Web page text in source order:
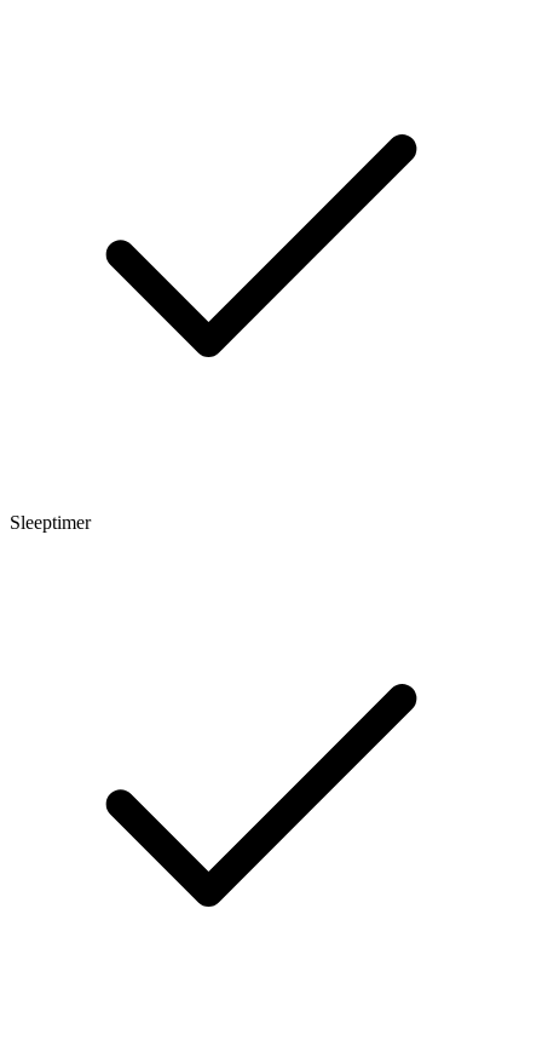
Sleeptimer